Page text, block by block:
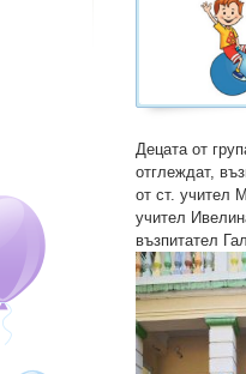
заявления
Вътрешни
обществени
Профил на
Процедури
Галерия
Децата от
отглеждат,
от ст. учител
учител
възпитател